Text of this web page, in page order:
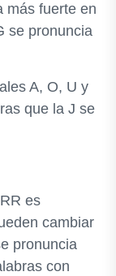
más fuerte en
se pronuncia
A, O, U y
que la J se
es
cambiar
pronuncia
con